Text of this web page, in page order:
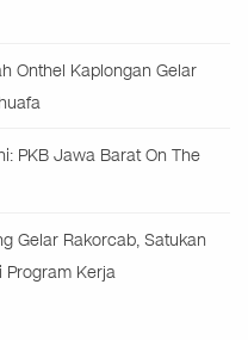
Onthel Kaplongan Gelar
PKB Jawa Barat On The
Gelar Rakorcab, Satukan
Program Kerja